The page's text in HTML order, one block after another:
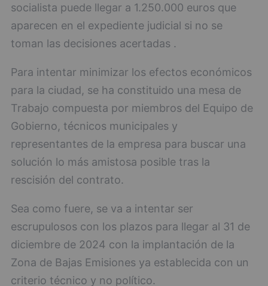
socialista puede llegar a 1.250.000 euros que
aparecen en el expediente judicial si no se
toman las decisiones acertadas .
Para intentar minimizar los efectos económicos
para la ciudad, se ha constituido una mesa de
Trabajo compuesta por miembros del Equipo de
Gobierno, técnicos municipales y
representantes de la empresa para buscar una
solución lo más amistosa posible tras la
rescisión del contrato.
Sea como fuere, se va a intentar ser
escrupulosos con los plazos para llegar al 31 de
diciembre de 2024 con la implantación de la
Zona de Bajas Emisiones ya establecida con un
criterio técnico y no político.